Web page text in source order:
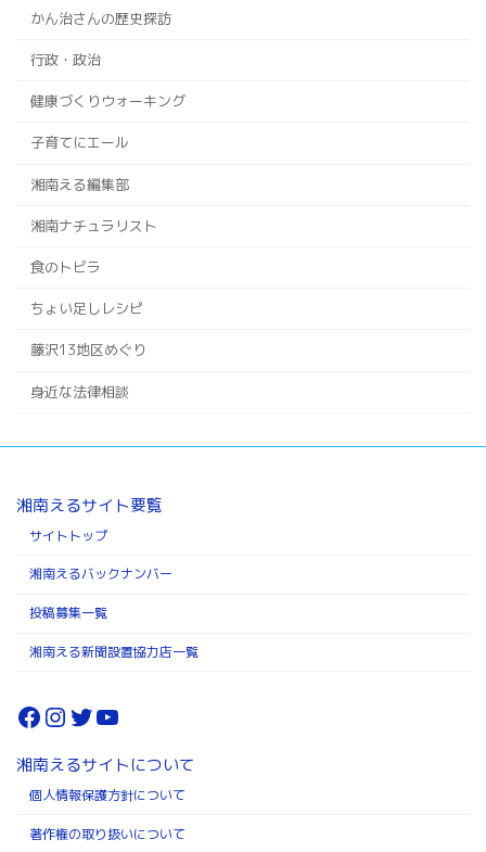
かん治さんの歴史探訪
行政・政治
健康づくりウォーキング
子育てにエール
湘南える編集部
湘南ナチュラリスト
食のトビラ
ちょい足しレシピ
藤沢13地区めぐり
身近な法律相談
湘南えるサイト要覧
サイトトップ
湘南えるバックナンバー
投稿募集一覧
湘南える新聞設置協力店一覧
Facebook
Instagram
Twitter
YouTube
湘南えるサイトについて
個人情報保護方針について
著作権の取り扱いについて